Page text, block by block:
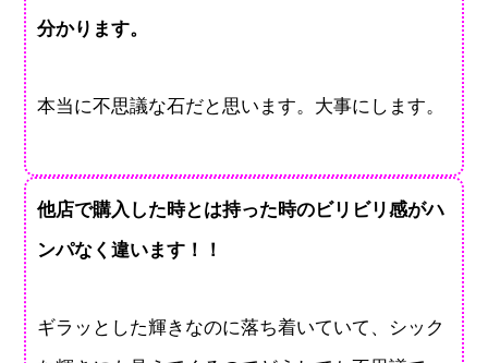
分かります。
本当に不思議な石だと思います。大事にします。
他店で購入した時とは持った時のビリビリ感がハ
ンパなく違います！！
ギラッとした輝きなのに落ち着いていて、シック